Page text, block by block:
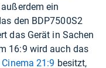
ein
den BDP7500S2
das Gerät in Sachen
16:9 wird auch das
Cinema 21:9 besitzt,